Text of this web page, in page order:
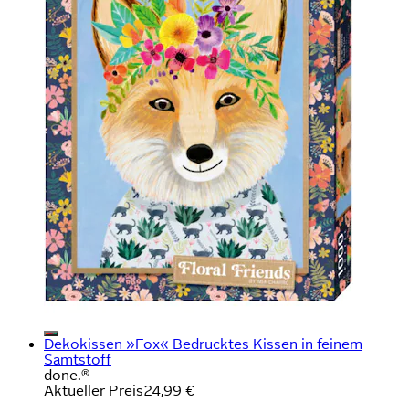
Dekokissen »Fox« Bedrucktes Kissen in feinem
Samtstoff
done.®
Aktueller Preis24,99 €